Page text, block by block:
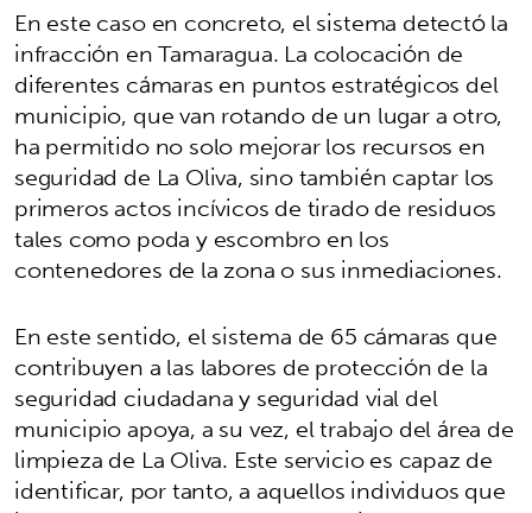
En este caso en concreto, el sistema detectó la
infracción en Tamaragua. La colocación de
diferentes cámaras en puntos estratégicos del
municipio, que van rotando de un lugar a otro,
ha permitido no solo mejorar los recursos en
seguridad de La Oliva, sino también captar los
primeros actos incívicos de tirado de residuos
tales como poda y escombro en los
contenedores de la zona o sus inmediaciones.
En este sentido, el sistema de 65 cámaras que
contribuyen a las labores de protección de la
seguridad ciudadana y seguridad vial del
municipio apoya, a su vez, el trabajo del área de
limpieza de La Oliva. Este servicio es capaz de
identificar, por tanto, a aquellos individuos que